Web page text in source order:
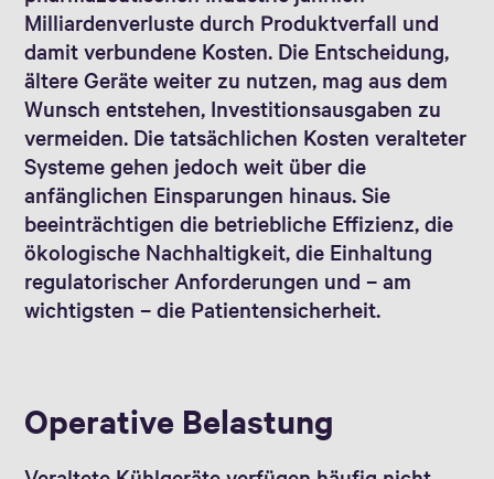
Milliardenverluste durch Produktverfall und
damit verbundene Kosten. Die Entscheidung,
ältere Geräte weiter zu nutzen, mag aus dem
Wunsch entstehen, Investitionsausgaben zu
vermeiden. Die tatsächlichen Kosten veralteter
Systeme gehen jedoch weit über die
anfänglichen Einsparungen hinaus. Sie
beeinträchtigen die betriebliche Effizienz, die
ökologische Nachhaltigkeit, die Einhaltung
regulatorischer Anforderungen und – am
wichtigsten – die Patientensicherheit.
Operative Belastung